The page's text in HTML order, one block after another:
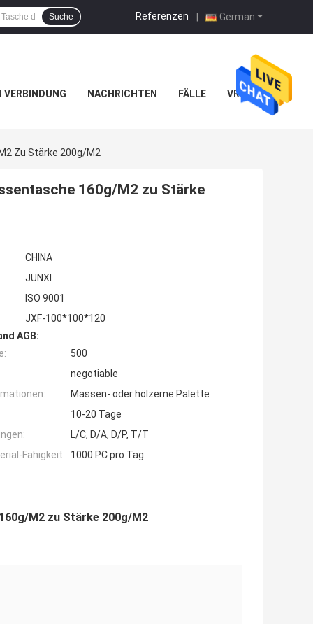
German
Referenzen |
Suche
VERBINDUNG NACHRICHTEN FÄLLE VR
Zu Stärke 200g/M2
160g/M2 zu Stärke
CHINA
JUNXI
ISO 9001
JXF-100*100*120
AGB:
500
negotiable
Massen- oder hölzerne Palette
10-20 Tage
L/C, D/A, D/P, T/T
Fähigkeit:
1000 PC pro Tag
M2 zu Stärke 200g/M2